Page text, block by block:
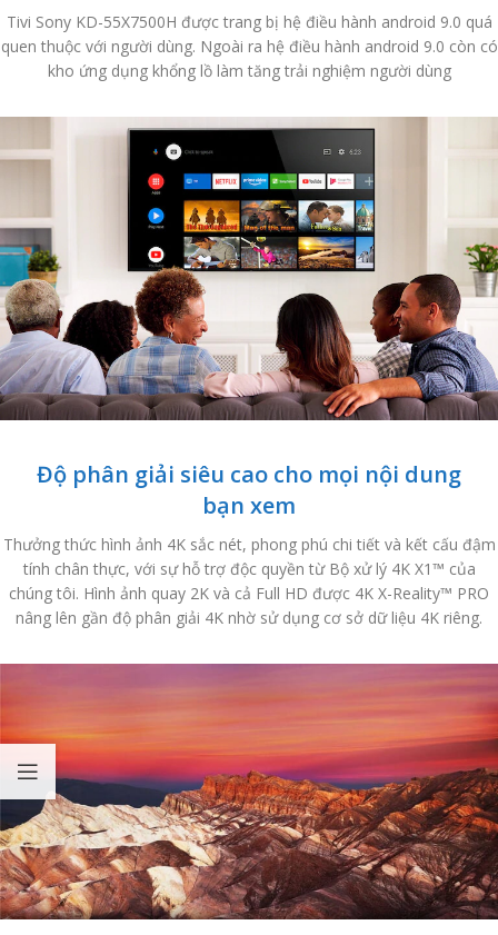
Tivi Sony KD-55X7500H được trang bị hệ điều hành android 9.0 quá
quen thuộc với người dùng. Ngoài ra hệ điều hành android 9.0 còn có
kho ứng dụng khổng lồ làm tăng trải nghiệm người dùng
Độ phân giải siêu cao cho mọi nội dung
bạn xem
Thưởng thức hình ảnh 4K sắc nét, phong phú chi tiết và kết cấu đậm
tính chân thực, với sự hỗ trợ độc quyền từ Bộ xử lý 4K X1™ của
chúng tôi. Hình ảnh quay 2K và cả Full HD được 4K X-Reality™ PRO
nâng lên gần độ phân giải 4K nhờ sử dụng cơ sở dữ liệu 4K riêng.